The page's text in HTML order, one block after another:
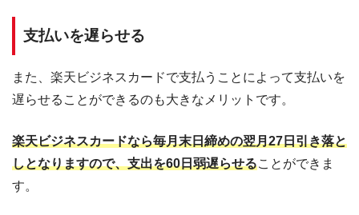
支払いを遅らせる
また、楽天ビジネスカードで支払うことによって支払いを
遅らせることができるのも大きなメリットです。
楽天ビジネスカードなら毎月末日締めの翌月27日引き落と
しとなりますので、支出を60日弱遅らせることができま
す。